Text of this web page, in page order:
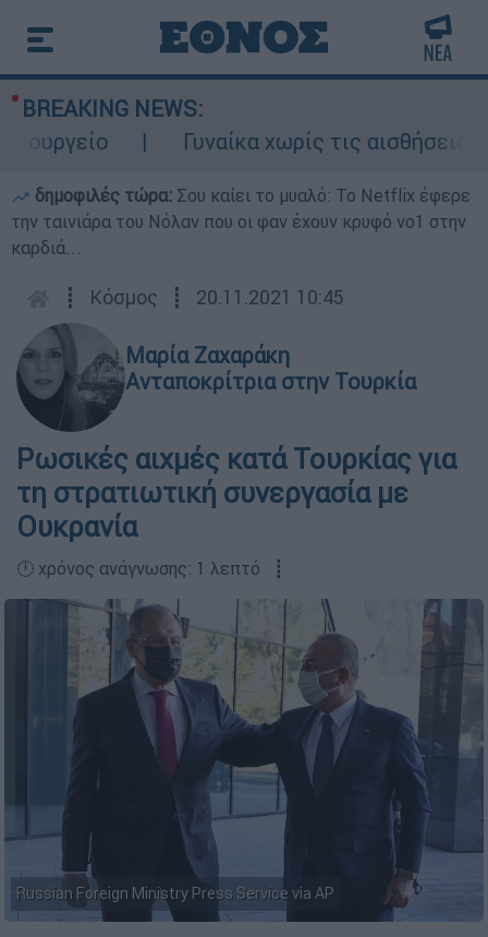
BREAKING NEWS:
Γυναίκα χωρίς τις αισθήσεις
δημοφιλές τώρα: Σου καίει το μυαλό: Το Netflix έφερε
την ταινιάρα του Νόλαν που οι φαν έχουν κρυφό νο1 στην
καρδιά...
┋ Κόσμος ┋ 20.11.2021 10:45
Μαρία Ζαχαράκη
Ανταποκρίτρια στην Τουρκία
Ρωσικές αιχμές κατά Τουρκίας για
τη στρατιωτική συνεργασία με
Ουκρανία
🕛 χρόνος ανάγνωσης: 1 λεπτό ┋
Russian Foreign Ministry Press Service via AP